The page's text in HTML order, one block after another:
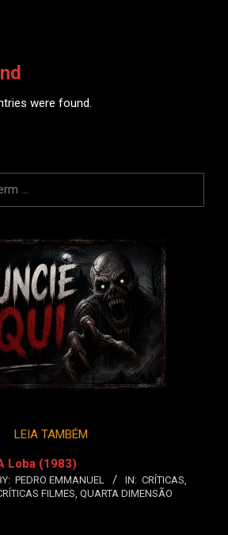
were found.
LEIA TAMBÉM
Loba (1983)
PEDRO EMMANUEL IN: CRÍTICAS,
FILMES, QUARTA DIMENSÃO